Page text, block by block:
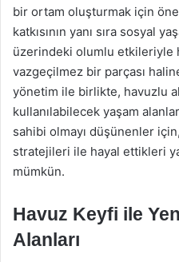
bir ortam oluşturmak için
katkısının yanı sıra sosyal
üzerindeki olumlu etkileriyle
vazgeçilmez bir parçası
yönetim ile birlikte, havuzlu
kullanılabilecek yaşam
sahibi olmayı düşünenler
stratejileri ile hayal ettikleri
mümkün.
Havuz Keyfi ile
Alanları